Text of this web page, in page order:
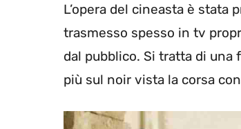
L’opera del cineasta è stata
trasmesso spesso in tv
dal pubblico. Si tratta di
più sul noir vista la corsa